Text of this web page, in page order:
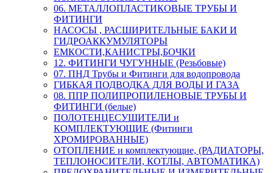
06. МЕТАЛЛОПЛАСТИКОВЫЕ ТРУБЫ И
ФИТИНГИ
НАСОСЫ , РАСШИРИТЕЛЬНЫЕ БАКИ И
ГИДРОАККУМУЛЯТОРЫ
ЕМКОСТИ,КАНИСТРЫ,БОЧКИ
12. ФИТИНГИ ЧУГУННЫЕ (Резьбовые)
07. ПНД Трубы и Фитинги для водопровода
ГИБКАЯ ПОДВОДКА ДЛЯ ВОДЫ И ГАЗА
08. ППР ПОЛИПРОПИЛЕНОВЫЕ ТРУБЫ И
ФИТИНГИ (белые)
ПОЛОТЕНЦЕСУШИТЕЛИ и
КОМПЛЕКТУЮЩИЕ (Фитинги
ХРОМИРОВАННЫЕ)
ОТОПЛЕНИЕ и комплектующие, (РАДИАТОРЫ,
ТЕПЛОНОСИТЕЛИ, КОТЛЫ, АВТОМАТИКА)